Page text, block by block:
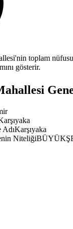
toplam
gösterir.
AdıKarşıyaka
Niteliği